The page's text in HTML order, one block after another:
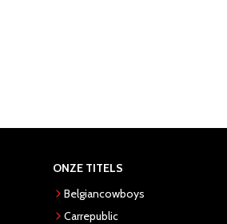
ONZE TITELS
Belgiancowboys
Carrepublic